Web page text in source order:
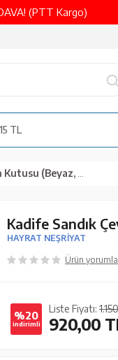
(PTT Kargo)
TL
İçi Boş Kutu)
Kadife Sandık
HAYRAT NEŞRİYAT
Ürün
%20
indirimli
Liste Fiyatı:
920,00